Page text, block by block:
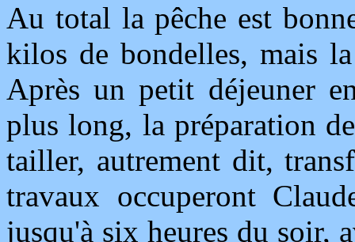
Au total la pêche est
kilos de bondelles, mais
Après un petit déjeuner
plus long, la préparation
tailler, autrement dit,
travaux occuperont
jusqu'à six heures du soir,